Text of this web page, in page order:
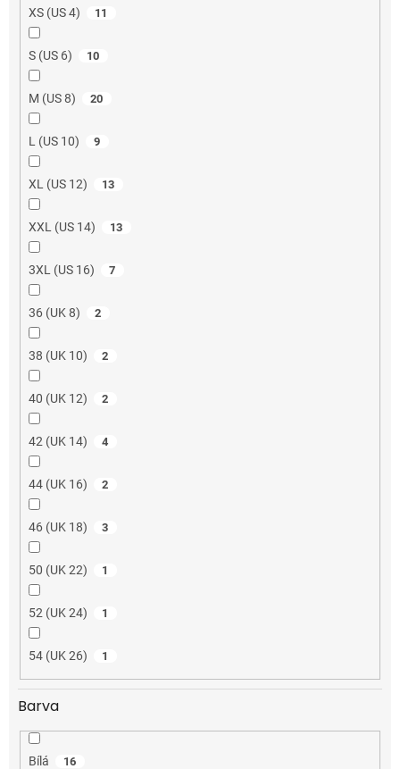
XS (US 4) 11
S (US 6) 10
M (US 8) 20
L (US 10) 9
XL (US 12) 13
XXL (US 14) 13
3XL (US 16) 7
36 (UK 8) 2
38 (UK 10) 2
40 (UK 12) 2
42 (UK 14) 4
44 (UK 16) 2
46 (UK 18) 3
50 (UK 22) 1
52 (UK 24) 1
54 (UK 26) 1
Barva
Bílá 16